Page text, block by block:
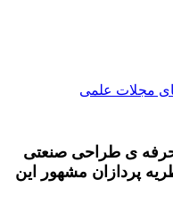
مجلات علمی
حرفه ی طراحی صنعتی
پردازان مشهور این